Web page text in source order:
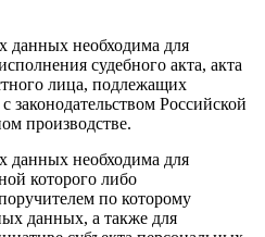
данных необходима для
судебного акта, акта
лица, подлежащих
законодательством Российской
производстве.
данных необходима для
которого либо
по которому
данных, а также для